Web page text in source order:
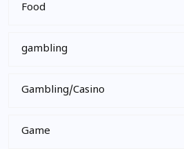
Food
gambling
Gambling/Casino
Game